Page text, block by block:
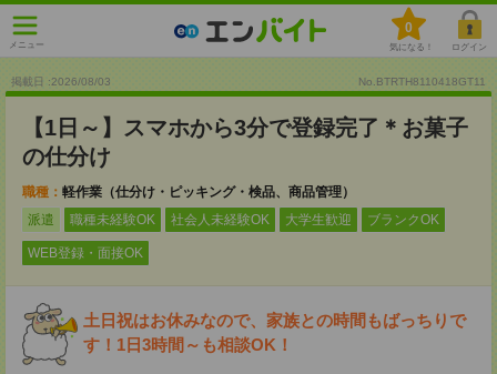
メニュー
0
気になる！ ログイン
掲載日 :2026/08/03 No.BTRTH8110418GT11
【1日～】スマホから3分で登録完了＊お菓子
の仕分け
職種： 軽作業（仕分け・ピッキング・検品、商品管理）
派遣
職種未経験OK 社会人未経験OK 大学生歓迎 ブランクOK
WEB登録・面接OK
土日祝はお休みなので、家族との時間もばっちりで
す！1日3時間～も相談OK！